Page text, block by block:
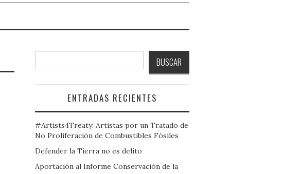
BUSCAR
ENTRADAS RECIENTES
#Artists4Treaty: Artistas por un Tratado de
No Proliferación de Combustibles Fósiles
Defender la Tierra no es delito
Aportación al Informe Conservación de la